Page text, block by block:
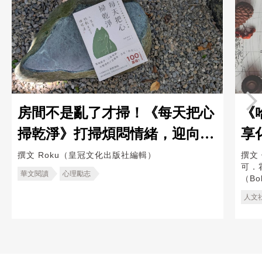
房間不是亂了才掃！《每天把心
掃乾淨》打掃煩悶情緒，迎向快
活人生
撰文 Roku（皇冠文化出版社編輯）
華文閱讀 心理勵志
享
效
撰文
可．
（
人文